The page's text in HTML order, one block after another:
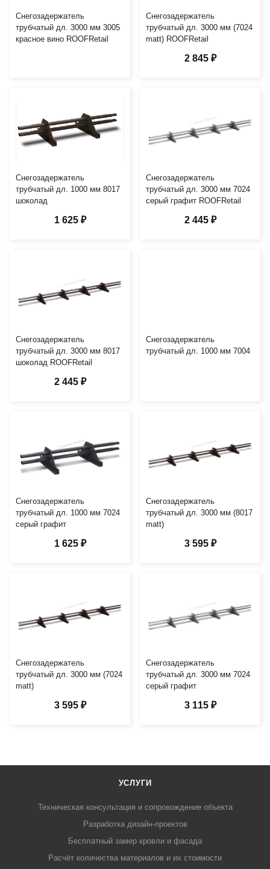
Снегозадержатель
трубчатый дл. 3000 мм 3005
красное вино ROOFRetail
Снегозадержатель
трубчатый дл. 3000 мм (7024
matt) ROOFRetail
2 845 ₽
Снегозадержатель
трубчатый дл. 1000 мм 8017
шоколад
1 625 ₽
Снегозадержатель
трубчатый дл. 3000 мм 7024
серый графит ROOFRetail
2 445 ₽
Снегозадержатель
трубчатый дл. 3000 мм 8017
шоколад ROOFRetail
2 445 ₽
Снегозадержатель
трубчатый дл. 1000 мм 7004
Снегозадержатель
трубчатый дл. 1000 мм 7024
серый графит
1 625 ₽
Снегозадержатель
трубчатый дл. 3000 мм (8017
matt)
3 595 ₽
Снегозадержатель
трубчатый дл. 3000 мм (7024
matt)
3 595 ₽
Снегозадержатель
трубчатый дл. 3000 мм 7024
серый графит
3 115 ₽
УСЛУГИ
Техническая консультация и сопровождение объекта
Разработка дизайн-проектов
Бесплатный замер кровли и фасада
Расчёт количества материалов и их стоимости